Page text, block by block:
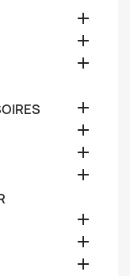









